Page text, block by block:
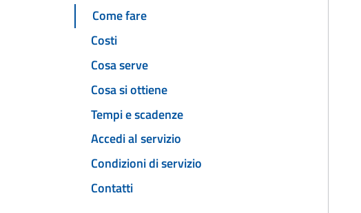
Come fare
Costi
Cosa serve
Cosa si ottiene
Tempi e scadenze
Accedi al servizio
Condizioni di servizio
Contatti